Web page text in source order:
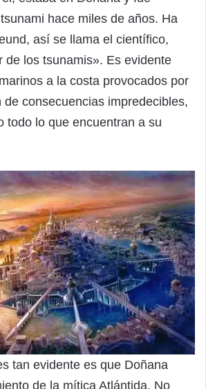
hace miles de años. Ha
así se llama el científico,
de los tsunamis». Es evidente
a la costa provocados por
de consecuencias impredecibles,
todo lo que encuentran a su
tan evidente es que Doñana
de la mítica Atlántida. No